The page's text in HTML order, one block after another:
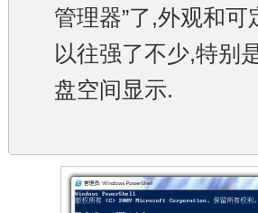
管理器”了,外观和可
以往强了不少,特别
盘空间显示.